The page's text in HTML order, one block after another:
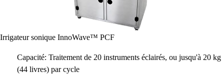
Irrigateur sonique InnoWave™ PCF
Capacité: Traitement de 20 instruments éclairés, ou jusqu'à 20 kg
(44 livres) par cycle